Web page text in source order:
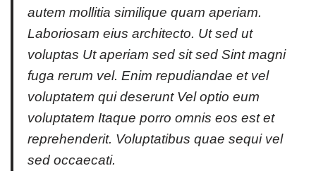
autem mollitia similique quam aperiam.
Laboriosam eius architecto. Ut sed ut
voluptas Ut aperiam sed sit sed Sint magni
fuga rerum vel. Enim repudiandae et vel
voluptatem qui deserunt Vel optio eum
voluptatem Itaque porro omnis eos est et
reprehenderit. Voluptatibus quae sequi vel
sed occaecati.